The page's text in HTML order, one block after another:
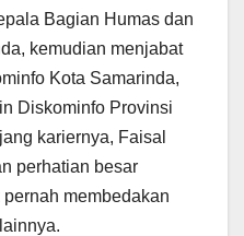
Bagian Humas dan
kemudian menjabat
Kota Samarinda,
Diskominfo Provinsi
kariernya, Faisal
perhatian besar
membedakan